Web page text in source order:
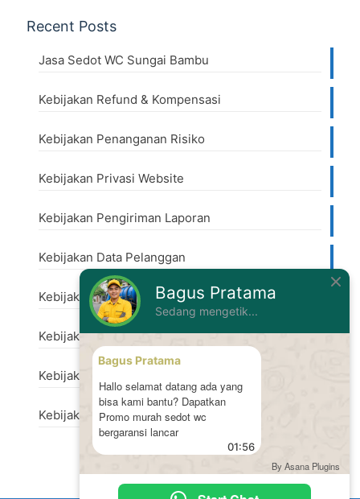
Recent Posts
Jasa Sedot WC Sungai Bambu
Kebijakan Refund & Kompensasi
Kebijakan Penanganan Risiko
Kebijakan Privasi Website
Kebijakan Pengiriman Laporan
Kebijakan Data Pelanggan
Kebijakan Perubahan Harga
Kebijakan Penanganan Keluhan
Kebijakan Keamanan
Kebijakan Perlindungan Lingkungan
Bagus Pratama
Sedang mengetik...
Bagus Pratama
Hallo selamat datang ada yang
bisa kami bantu? Dapatkan
Promo murah sedot wc
bergaransi lancar
01:56
By Asana Plugins